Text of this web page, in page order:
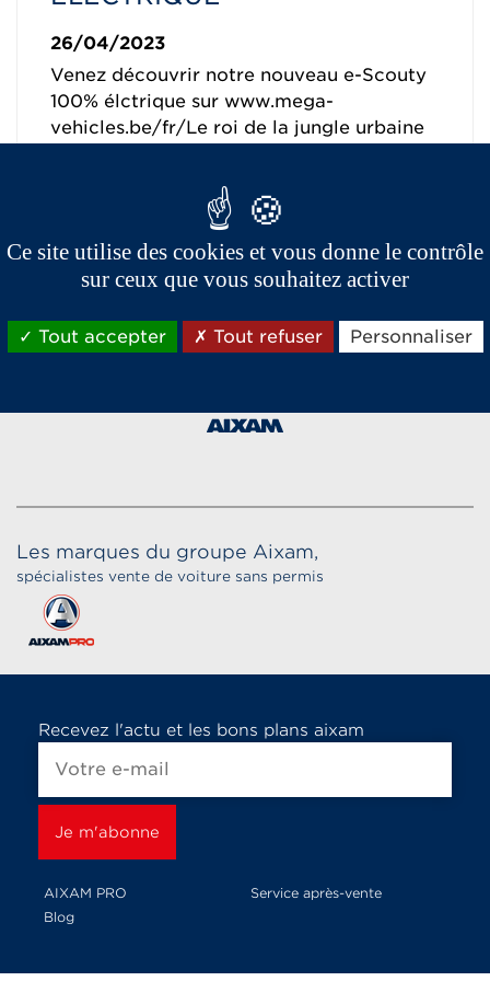
26/04/2023
Venez découvrir notre nouveau e-Scouty
100% élctrique sur www.mega-
vehicles.be/fr/Le roi de la jungle urbaine
Les marques du groupe Aixam,
spécialistes vente de voiture sans permis
Recevez l'actu et les bons plans aixam
AIXAM PRO
Service après-vente
Blog
Ce site utilise des cookies et vous donne le contrôle
sur ceux que vous souhaitez activer
Tout accepter Tout refuser Personnaliser